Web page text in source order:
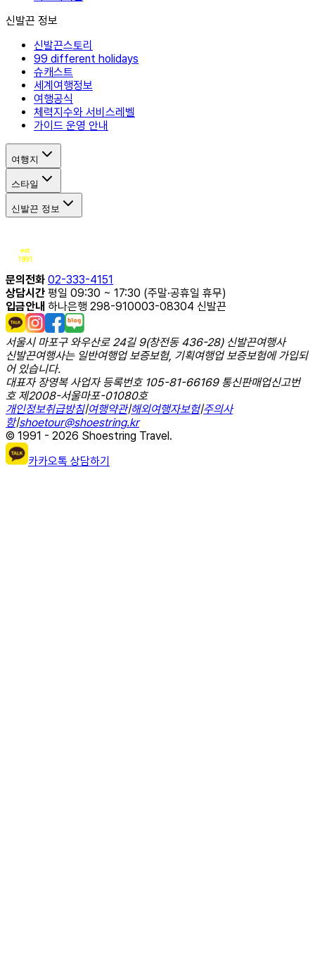
신발끈 정보
신발끈스토리
99 different holidays
슈캐스트
세계여행정보
여행공식
체력지수와 서비스레벨
가이드 운영 안내
여행지
스타일
신발끈 정보
문의전화 02-333-4151
상담시간 평일 09:30 ~ 17:30 (주말·공휴일 휴무)
입금안내 하나은행 298-910003-08304 신발끈
서울시 마포구 와우산로 24길 9(창전동 436-28) 신발끈여행사
신발끈여행사는 일반여행업 보증보험, 기획여행업 보증보험에 가입되
어 있습니다.
대표자 장영복 사업자 등록번호 105-81-66169 통신판매업신고번
호 제2008-서울마포-01080호
개인정보취급방침|여행약관|해외여행자보험|주의사
항|shoetour@shoestring.kr
© 1991 - 2026 Shoestring Travel.
카카오톡 상담하기